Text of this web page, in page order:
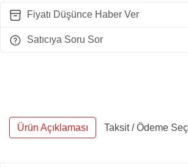
Fiyatı Düşünce Haber Ver
Satıcıya Soru Sor
Ürün Açıklaması Taksit / Ödeme